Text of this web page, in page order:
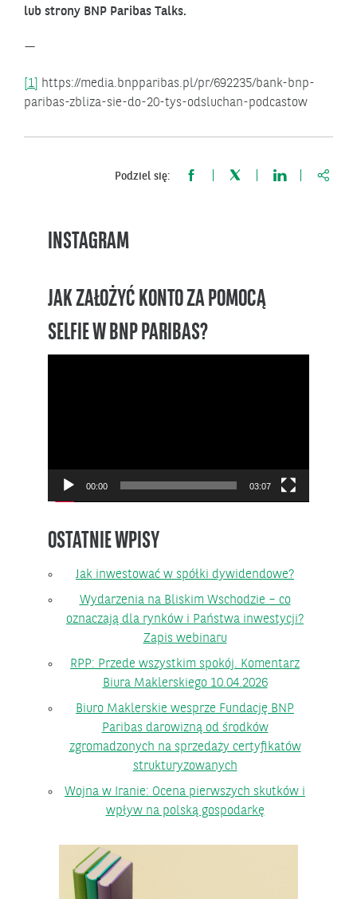
lub strony BNP Paribas Talks.
—
[1]
https://media.bnpparibas.pl/pr/692235/bank-bnp-
paribas-zbliza-sie-do-20-tys-odsluchan-podcastow
Podziel się:
INSTAGRAM
JAK ZAŁOŻYĆ KONTO ZA POMOCĄ
SELFIE W BNP PARIBAS?
00:00 03:07
OSTATNIE WPISY
Jak inwestować w spółki dywidendowe?
Wydarzenia na Bliskim Wschodzie – co
oznaczają dla rynków i Państwa inwestycji?
Zapis webinaru
RPP: Przede wszystkim spokój. Komentarz
Biura Maklerskiego 10.04.2026
Biuro Maklerskie wesprze Fundację BNP
Paribas darowizną od środków
zgromadzonych na sprzedaży certyfikatów
strukturyzowanych
Wojna w Iranie: Ocena pierwszych skutków i
wpływ na polską gospodarkę